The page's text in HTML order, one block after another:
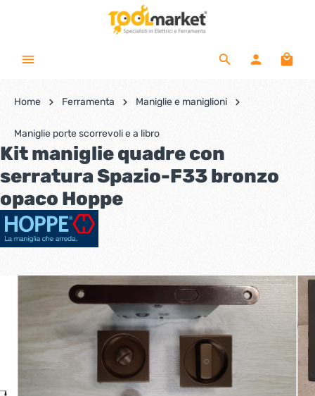
Home Ferramenta Maniglie e maniglioni
Maniglie porte scorrevoli e a libro
Kit maniglie quadre con
serratura Spazio-F33 bronzo
opaco Hoppe